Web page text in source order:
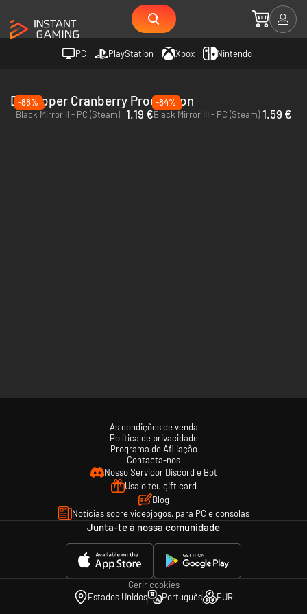
PC PlayStation Xbox Nintendo
Developer Cranberry Production
-88%
Black Mirror II - PC (Steam) 1.19 €
-84%
Black Mirror III - PC (Steam) 1.59 €
As condições de venda
Política de privacidade
Programa de Afiliação
Contacta-nos
Nosso Servidor Discord e Bot
Usa o teu gift card
Blog
Notícias sobre videojogos, para PC e consolas
Junta-te à nossa comunidade
Gerir cookies
Estados Unidos
Português EUR